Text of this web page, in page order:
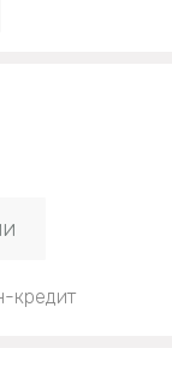
кредит